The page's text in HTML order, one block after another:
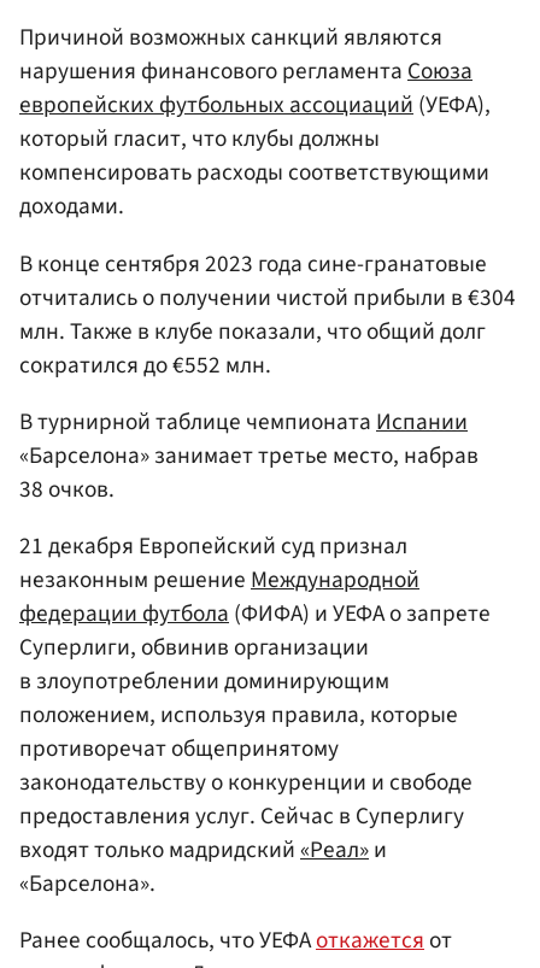
Причиной возможных санкций являются
нарушения финансового регламентаСоюза
европейских футбольных ассоциаций(УЕФА),
который гласит, что клубы должны
компенсировать расходы соответствующими
доходами.
В конце сентября 2023 года сине-гранатовые
отчитались о получении чистой прибыли в €304
млн. Также в клубе показали, что общий долг
сократился до €552 млн.
В турнирной таблице чемпионатаИспании
«Барселона» занимает третье место, набрав
38 очков.
21 декабря Европейский суд признал
незаконным решениеМеждународной
федерации футбола(ФИФА) и УЕФА о запрете
Суперлиги, обвинив организации
в злоупотреблении доминирующим
положением, используя правила, которые
противоречат общепринятому
законодательству о конкуренции и свободе
предоставления услуг. Сейчас в Суперлигу
входят только мадридский«Реал»и
«Барселона».
Ранее сообщалось, что УЕФАоткажетсяот